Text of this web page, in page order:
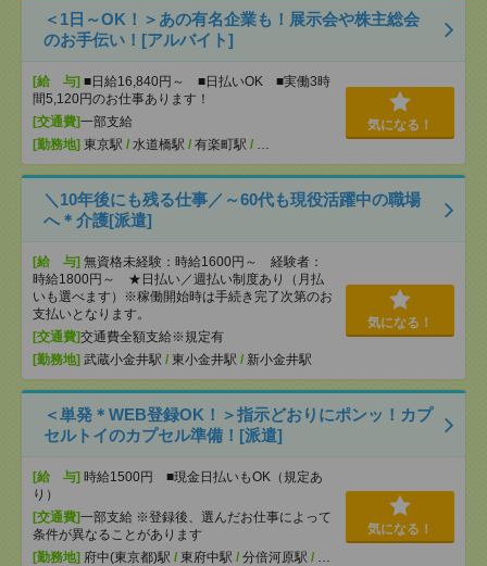
＜1日～OK！＞あの有名企業も！展示会や株主総会
のお手伝い！[アルバイト]
[給 与] ■日給16,840円～ ■日払いOK ■実働3時
間5,120円のお仕事あります！
[交通費]一部支給
[勤務地] 東京駅 / 水道橋駅 / 有楽町駅 / …
気になる！
＼10年後にも残る仕事／～60代も現役活躍中の職場
へ＊介護[派遣]
[給 与] 無資格未経験：時給1600円～ 経験者：
時給1800円～ ★日払い／週払い制度あり（月払
いも選べます）※稼働開始時は手続き完了次第のお
支払いとなります。
[交通費]交通費全額支給※規定有
[勤務地] 武蔵小金井駅 / 東小金井駅 / 新小金井駅
気になる！
＜単発＊WEB登録OK！＞指示どおりにポンッ！カプ
セルトイのカプセル準備！[派遣]
[給 与] 時給1500円 ■現金日払いもOK（規定あ
り）
[交通費]一部支給 ※登録後、選んだお仕事によって
条件が異なることがあります
[勤務地] 府中(東京都)駅 / 東府中駅 / 分倍河原駅 / …
気になる！